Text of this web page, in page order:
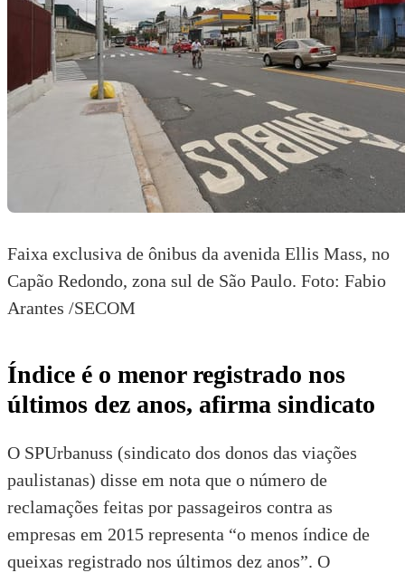
Faixa exclusiva de ônibus da avenida Ellis Mass, no
Capão Redondo, zona sul de São Paulo. Foto: Fabio
Arantes /SECOM
Índice é o menor registrado nos
últimos dez anos, afirma sindicato
O SPUrbanuss (sindicato dos donos das viações
paulistanas) disse em nota que o número de
reclamações feitas por passageiros contra as
empresas em 2015 representa “o menos índice de
queixas registrado nos últimos dez anos”. O